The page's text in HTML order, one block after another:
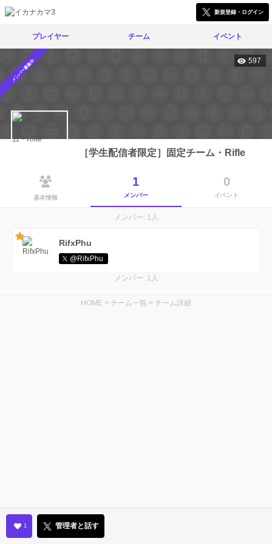
新規登録・ログイン
プレイヤー チーム イベント
メンバー募集中 597
［学生配信者限定］固定チーム・Rifle
基本情報
1
メンバー
0
イベント
メンバー: 1人
RifxPhu
@RifxPhu
メンバー: 1人
HOME > チーム一覧 > チーム詳細
1 管理者と話す